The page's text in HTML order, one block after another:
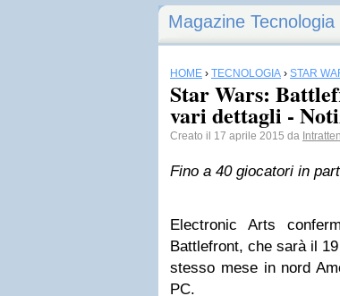
Magazine Tecnologia
HOME › TECNOLOGIA › STAR
Star Wars:
vari dettagli -
Creato il 17 aprile 2015 da
Fino a 40 giocatori in
Electronic Arts
Battlefront, che sarà il
stesso mese in nord
PC.